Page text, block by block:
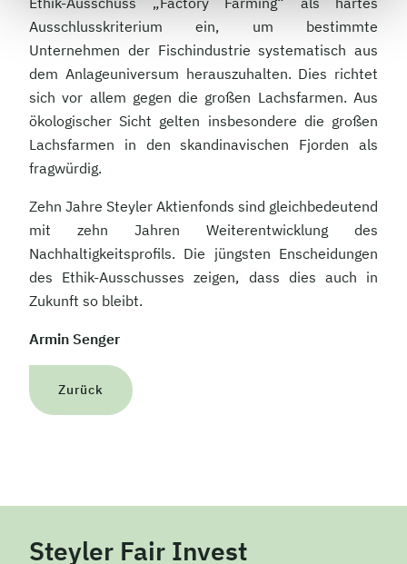
Ausschlusskriterium ein, um bestimmte
Unternehmen der Fischindustrie systematisch aus
dem Anlageuniversum herauszuhalten. Dies richtet
sich vor allem gegen die großen Lachsfarmen. Aus
ökologischer Sicht gelten insbesondere die großen
Lachsfarmen in den skandinavischen Fjorden als
fragwürdig.
Zehn Jahre Steyler Aktienfonds sind gleichbedeutend
mit zehn Jahren Weiterentwicklung des
Nachhaltigkeitsprofils. Die jüngsten Enscheidungen
des Ethik-Ausschusses zeigen, dass dies auch in
Zukunft so bleibt.
Armin Senger
Zurück
Steyler Fair Invest